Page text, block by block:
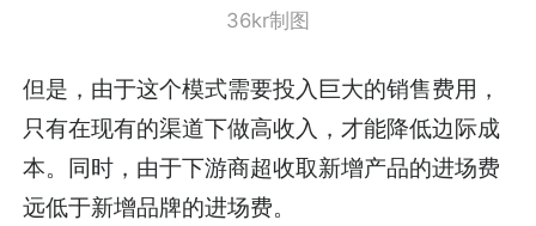
36kr制图
但是，由于这个模式需要投入巨大的销售费用，
只有在现有的渠道下做高收入，才能降低边际成
本。同时，由于下游商超收取新增产品的进场费
远低于新增品牌的进场费。